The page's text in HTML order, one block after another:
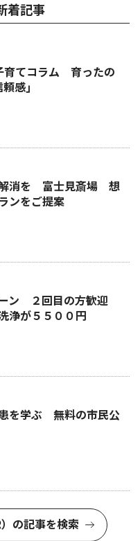
着記事
育てコラム 育ったの
感｣
解消を 富士見斎場 想
ンをご提案
ン ２回目の方歓迎
浄が５５００円
を学ぶ 無料の市民公
の記事を検索